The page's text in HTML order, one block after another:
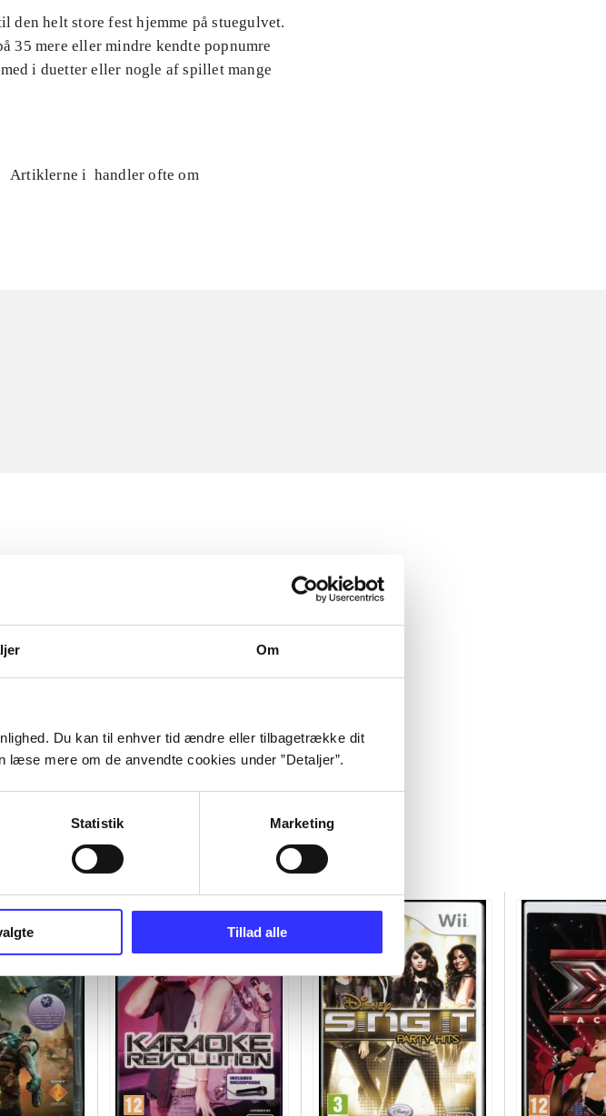
Om
Du kan til enhver tid ændre eller tilbagetrække dit
mere om de anvendte cookies under ”Detaljer”.
Statistik Marketing
Tillad alle
helt store fest hjemme på stuegulvet.
35 mere eller mindre kendte popnumre
i duetter eller nogle af spillet mange
Artiklerne i handler ofte om